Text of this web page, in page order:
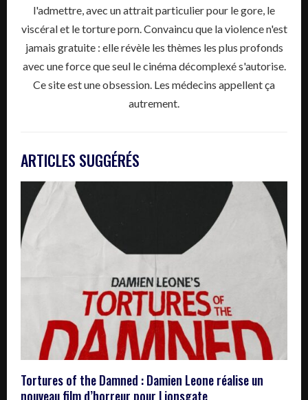
l'admettre, avec un attrait particulier pour le gore, le
viscéral et le torture porn. Convaincu que la violence n'est
jamais gratuite : elle révèle les thèmes les plus profonds
avec une force que seul le cinéma décomplexé s'autorise.
Ce site est une obsession. Les médecins appellent ça
autrement.
ARTICLES SUGGÉRÉS
Tortures of the Damned : Damien Leone réalise un
nouveau film d’horreur pour Lionsgate